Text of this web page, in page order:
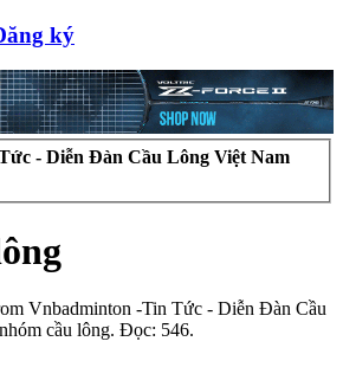
ký
- Diễn Đàn Cầu Lông Việt Nam
Vnbadminton -Tin Tức - Diễn Đàn Cầu
cầu lông. Đọc: 546.